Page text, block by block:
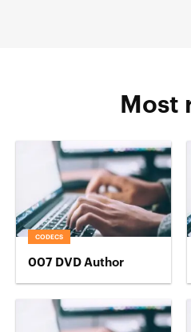
Most
CODECS
007 DVD Author